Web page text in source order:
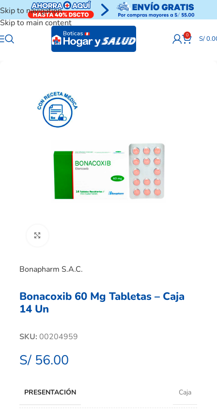
Skip to navigation
Skip to main content
0 S/
Bonapharm S.A.C.
Bonacoxib 60 Mg Tabletas – Caja
14 Un
SKU: 00204959
S/ 56.00
PRESENTACIÓN Caja